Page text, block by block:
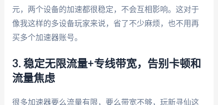
元，两个设备的加速都很稳定，不会互相影响。这对于
像我这样的多设备玩家来说，省了不少麻烦，也不用再
买多个加速器账号。
3. 稳定无限流量+专线带宽，告别卡顿和
流量焦虑
很多加速器要么流量有限，要么带宽不够，玩新寻仙这